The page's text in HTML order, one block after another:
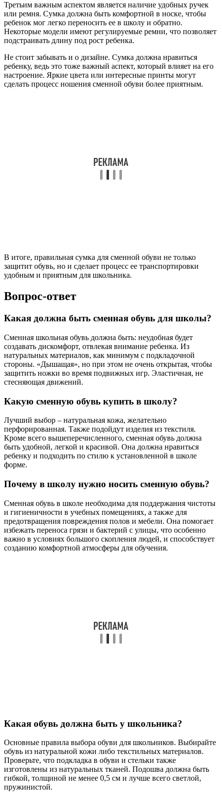
Третьим важным аспектом является наличие удобных ручек
или ремня. Сумка должна быть комфортной в носке, чтобы
ребенок мог легко переносить ее в школу и обратно.
Некоторые модели имеют регулируемые ремни, что позволяет
подстраивать длину под рост ребенка.
Не стоит забывать и о дизайне. Сумка должна нравиться
ребенку, ведь это тоже важный аспект, который влияет на его
настроение. Яркие цвета или интересные принты могут
сделать процесс ношения сменной обуви более приятным.
В итоге, правильная сумка для сменной обуви не только
защитит обувь, но и сделает процесс ее транспортировки
удобным и приятным для школьника.
Вопрос-ответ
Какая должна быть сменная обувь для школы?
Сменная школьная обувь должна быть: неудобная будет
создавать дискомфорт, отвлекая внимание ребенка. Из
натуральных материалов, как минимум с подкладочной
стороны. «Дышащая», но при этом не очень открытая, чтобы
защитить ножки во время подвижных игр. Эластичная, не
стесняющая движений.
Какую сменную обувь купить в школу?
Лучший выбор – натуральная кожа, желательно
перфорированная. Также подойдут изделия из текстиля.
Кроме всего вышеперечисленного, сменная обувь должна
быть удобной, легкой и красивой. Она должна нравиться
ребенку и подходить по стилю к установленной в школе
форме.
Почему в школу нужно носить сменную обувь?
Сменная обувь в школе необходима для поддержания чистоты
и гигиеничности в учебных помещениях, а также для
предотвращения повреждения полов и мебели. Она помогает
избежать переноса грязи и бактерий с улицы, что особенно
важно в условиях большого скопления людей, и способствует
созданию комфортной атмосферы для обучения.
Какая обувь должна быть у школьника?
Основные правила выбора обуви для школьников. Выбирайте
обувь из натуральной кожи либо текстильных материалов.
Проверьте, что подкладка в обуви и стельки также
изготовлены из натуральных тканей. Подошва должна быть
гибкой, толщиной не менее 0,5 см и лучше всего светлой,
пружинистой.